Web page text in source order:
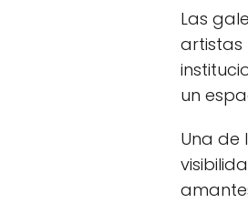
Las
artistas
un
Una de